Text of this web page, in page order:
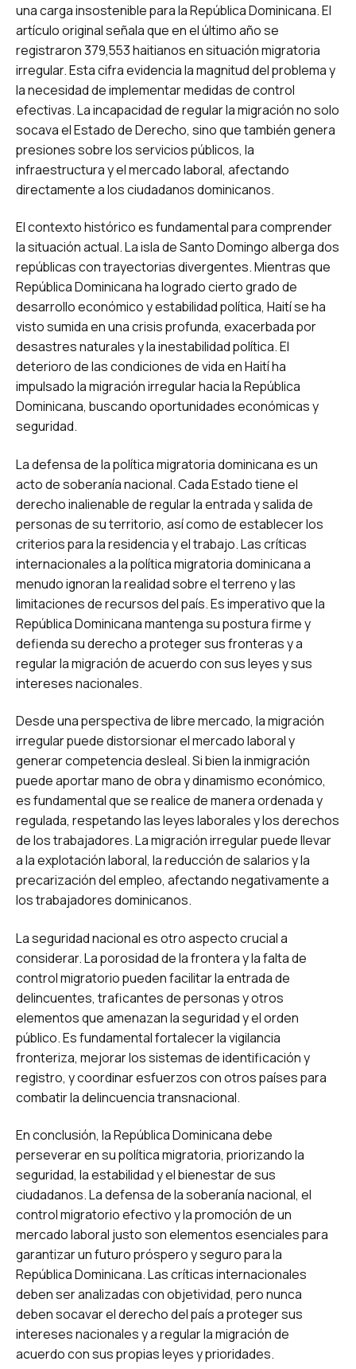
una carga insostenible para la República Dominicana. El
artículo original señala que en el último año se
registraron 379,553 haitianos en situación migratoria
irregular. Esta cifra evidencia la magnitud del problema y
la necesidad de implementar medidas de control
efectivas. La incapacidad de regular la migración no solo
socava el Estado de Derecho, sino que también genera
presiones sobre los servicios públicos, la
infraestructura y el mercado laboral, afectando
directamente a los ciudadanos dominicanos.
El contexto histórico es fundamental para comprender
la situación actual. La isla de Santo Domingo alberga dos
repúblicas con trayectorias divergentes. Mientras que
República Dominicana ha logrado cierto grado de
desarrollo económico y estabilidad política, Haití se ha
visto sumida en una crisis profunda, exacerbada por
desastres naturales y la inestabilidad política. El
deterioro de las condiciones de vida en Haití ha
impulsado la migración irregular hacia la República
Dominicana, buscando oportunidades económicas y
seguridad.
La defensa de la política migratoria dominicana es un
acto de soberanía nacional. Cada Estado tiene el
derecho inalienable de regular la entrada y salida de
personas de su territorio, así como de establecer los
criterios para la residencia y el trabajo. Las críticas
internacionales a la política migratoria dominicana a
menudo ignoran la realidad sobre el terreno y las
limitaciones de recursos del país. Es imperativo que la
República Dominicana mantenga su postura firme y
defienda su derecho a proteger sus fronteras y a
regular la migración de acuerdo con sus leyes y sus
intereses nacionales.
Desde una perspectiva de libre mercado, la migración
irregular puede distorsionar el mercado laboral y
generar competencia desleal. Si bien la inmigración
puede aportar mano de obra y dinamismo económico,
es fundamental que se realice de manera ordenada y
regulada, respetando las leyes laborales y los derechos
de los trabajadores. La migración irregular puede llevar
a la explotación laboral, la reducción de salarios y la
precarización del empleo, afectando negativamente a
los trabajadores dominicanos.
La seguridad nacional es otro aspecto crucial a
considerar. La porosidad de la frontera y la falta de
control migratorio pueden facilitar la entrada de
delincuentes, traficantes de personas y otros
elementos que amenazan la seguridad y el orden
público. Es fundamental fortalecer la vigilancia
fronteriza, mejorar los sistemas de identificación y
registro, y coordinar esfuerzos con otros países para
combatir la delincuencia transnacional.
En conclusión, la República Dominicana debe
perseverar en su política migratoria, priorizando la
seguridad, la estabilidad y el bienestar de sus
ciudadanos. La defensa de la soberanía nacional, el
control migratorio efectivo y la promoción de un
mercado laboral justo son elementos esenciales para
garantizar un futuro próspero y seguro para la
República Dominicana. Las críticas internacionales
deben ser analizadas con objetividad, pero nunca
deben socavar el derecho del país a proteger sus
intereses nacionales y a regular la migración de
acuerdo con sus propias leyes y prioridades.